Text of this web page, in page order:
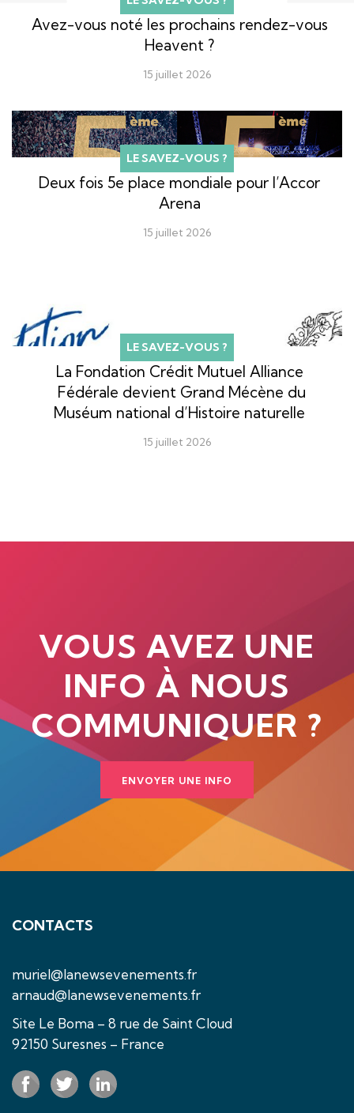
Avez-vous noté les prochains rendez-vous
Heavent ?
15 juillet 2026
LE SAVEZ-VOUS ?
Deux fois 5e place mondiale pour l’Accor
Arena
15 juillet 2026
LE SAVEZ-VOUS ?
La Fondation Crédit Mutuel Alliance
Fédérale devient Grand Mécène du
Muséum national d’Histoire naturelle
15 juillet 2026
VOUS AVEZ UNE
INFO À NOUS
COMMUNIQUER ?
ENVOYER UNE INFO
CONTACTS
muriel@lanewsevenements.fr
arnaud@lanewsevenements.fr
Site Le Boma – 8 rue de Saint Cloud
92150 Suresnes – France